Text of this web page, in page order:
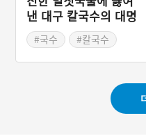
낸 대구 칼국수의 대명
사, 누른국수
#국수
#칼국수